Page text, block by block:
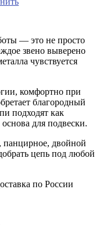
— это не просто
звено выверено
чувствуется
комфортно при
благородный
подходят как
для подвески.
двойной
цепь под любой
по России